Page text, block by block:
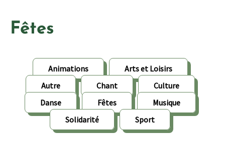
Fêtes
Animations
Arts et Loisirs
Autre
Chant
Culture
Danse
Fêtes
Musique
Solidarité
Sport